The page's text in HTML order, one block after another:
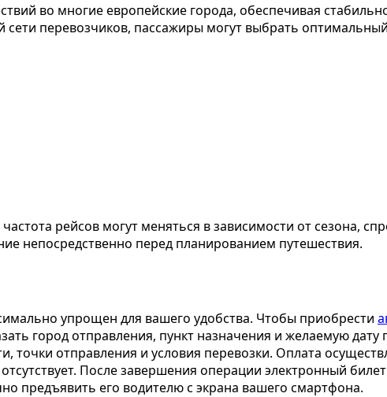
во многие европейские города, обеспечивая
перевозчиков, пассажиры могут выбрать
рейсов могут меняться в зависимости от сезона,
непосредственно перед планированием путешествия.
упрощен для вашего удобства. Чтобы приобрести
город отправления, пункт назначения и желаемую дату
точки отправления и условия перевозки. Оплата
После завершения операции электронный
предъявить его водителю с экрана вашего смартфона.